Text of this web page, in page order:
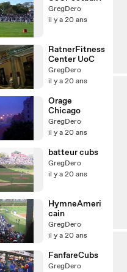
GregDero
il y a 20 ans
RatnerFitness
Center UoC
GregDero
il y a 20 ans
Orage
Chicago
GregDero
il y a 20 ans
batteur cubs
GregDero
il y a 20 ans
HymneAmeri
cain
GregDero
il y a 20 ans
FanfareCubs
GregDero